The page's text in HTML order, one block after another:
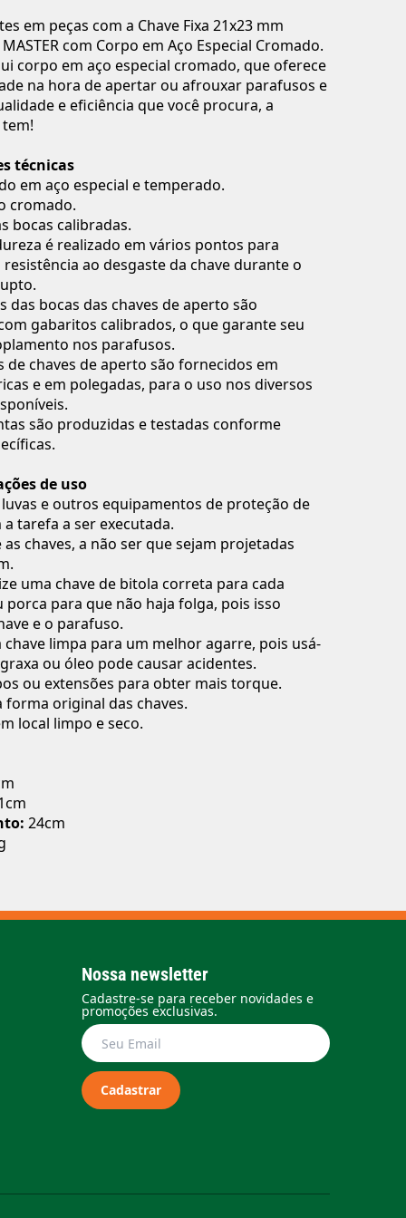
em peças com a Chave Fixa 21x23 mm
com Corpo em Aço Especial Cromado.
corpo em aço especial cromado, que oferece
na hora de apertar ou afrouxar parafusos e
e eficiência que você procura, a
técnicas
em aço especial e temperado.
cromado.
bocas calibradas.
é realizado em vários pontos para
ao desgaste da chave durante o
das bocas das chaves de aperto são
gabaritos calibrados, o que garante seu
nos parafusos.
de chaves de aperto são fornecidos em
e em polegadas, para o uso nos diversos
são produzidas e testadas conforme
de uso
e outros equipamentos de proteção de
tarefa a ser executada.
chaves, a não ser que sejam projetadas
uma chave de bitola correta para cada
porca para que não haja folga, pois isso
e o parafuso.
chave limpa para um melhor agarre, pois usá-
ou óleo pode causar acidentes.
ou extensões para obter mais torque.
forma original das chaves.
local limpo e seco.
24cm
Nossa newsletter
Cadastre-se para receber novidades e
promoções exclusivas.
Cadastrar